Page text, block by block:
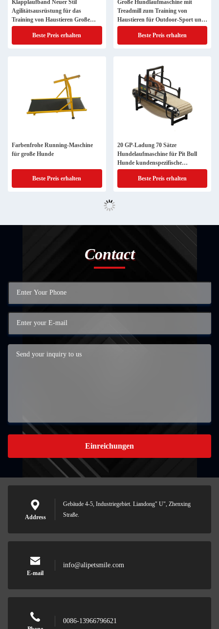
Klapplaufband Neuer Stil
Agilitätsausrüstung für das
Training von Haustieren Große
Hundlaufmaschine
Beste Preis erhalten
Große Hundlaufmaschine mit
Treadmill zum Training von
Haustieren für Outdoor-Sport und
Bewegung
Beste Preis erhalten
Farbenfrohe Running-Maschine
für große Hunde
Beste Preis erhalten
20 GP-Ladung 70 Sätze
Hundelaufmaschine für Pit Bull
Hunde kundenspezifische
Tierlaufband
Beste Preis erhalten
Contact
Einreichungen
Address
Gebäude 4-5, Industriegebiet. Liandong" U", Zhenxing
Straße.
E-mail
info@alipetsmile.com
0086-13966796621